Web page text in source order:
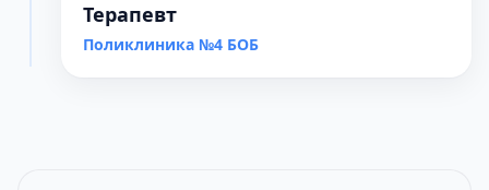
Терапевт
Поликлиника №4 БОБ